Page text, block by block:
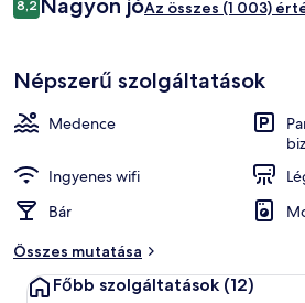
8,28,2 ennyiből: 10
Nagyon jóAz összes (1 003)
Népszerű szolgáltatások
Medence
Ingyenes wifi
Bár
Összes mutatása
Főbb szolgáltatások (12)